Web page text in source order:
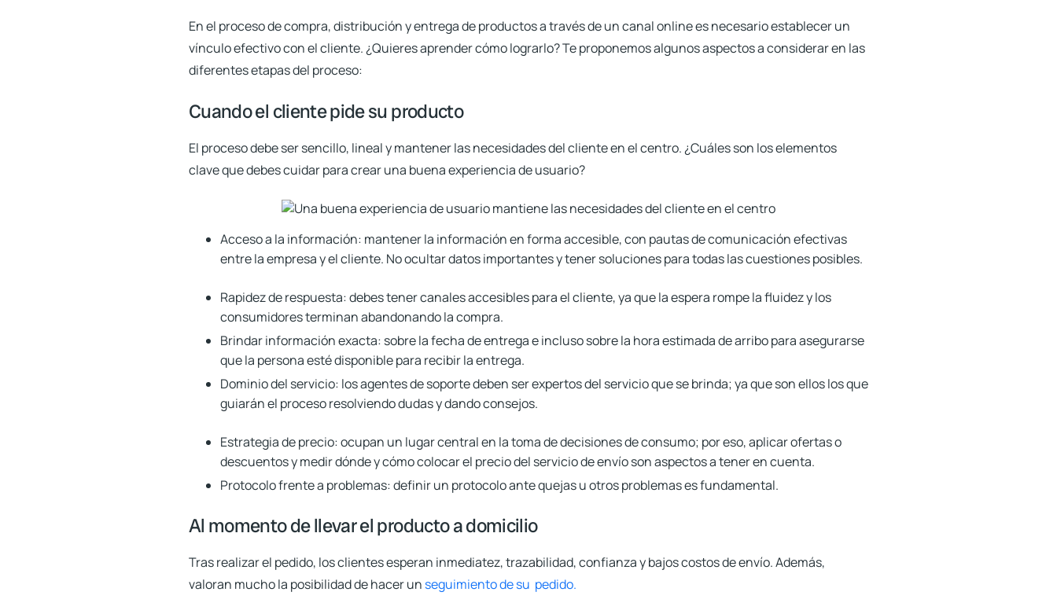
En el proceso de compra, distribución y entrega de productos a través de un canal online es necesario establecer un
vínculo efectivo con el cliente. ¿Quieres aprender cómo lograrlo? Te proponemos algunos aspectos a considerar en las
diferentes etapas del proceso:
Cuando el cliente pide su producto
El proceso debe ser sencillo, lineal y mantener las necesidades del cliente en el centro. ¿Cuáles son los elementos
clave que debes cuidar para crear una buena experiencia de usuario?
Acceso a la información: mantener la información en forma accesible, con pautas de comunicación efectivas
entre la empresa y el cliente. No ocultar datos importantes y tener soluciones para todas las cuestiones posibles.
Rapidez de respuesta:debes tener canales accesibles para el cliente, ya que la espera rompe la fluidez y los
consumidores terminan abandonando la compra.
Brindar información exacta: sobre la fecha de entrega e incluso sobre la hora estimada de arribo para asegurarse
que la persona esté disponible para recibir la entrega.
Dominio del servicio: los agentes de soporte deben ser expertos del servicio que se brinda; ya que son ellos los que
guiarán el proceso resolviendo dudas y dando consejos.
Estrategia de precio:ocupan un lugar central en la toma de decisiones de consumo; por eso, aplicar ofertas o
descuentos y medir dónde y cómo colocar el precio del servicio de envío son aspectos a tener en cuenta.
Protocolo frente a problemas:definir un protocolo ante quejas u otros problemas es fundamental.
Al momento de llevar el producto a domicilio
Tras realizar el pedido, los clientes esperan inmediatez, trazabilidad, confianza y bajos costos de envío. Además,
valoran mucho la posibilidad de hacer un seguimiento de su pedido.